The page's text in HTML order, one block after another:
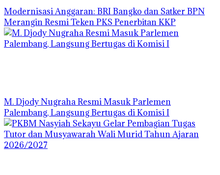
Modernisasi Anggaran: BRI Bangko dan Satker BPN
Merangin Resmi Teken PKS Penerbitan KKP
M. Djody Nugraha Resmi Masuk Parlemen
Palembang, Langsung Bertugas di Komisi I